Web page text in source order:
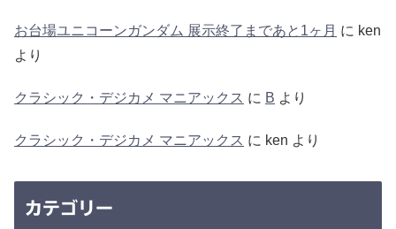
お台場ユニコーンガンダム 展示終了まであと1ヶ月 に ken
より
クラシック・デジカメ マニアックス に B より
クラシック・デジカメ マニアックス に ken より
カテゴリー